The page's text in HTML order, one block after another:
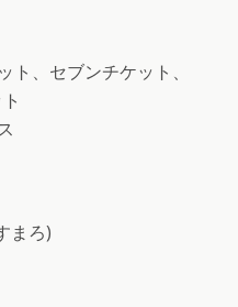
ト、セブンチケット、
まろ)